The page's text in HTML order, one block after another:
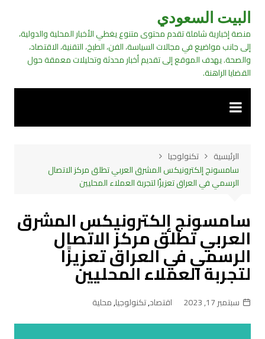
التجاوز
المحتوى
البيت السعودي
منصة إخبارية شاملة تقدم محتوى متنوع يغطي الأخبار المحلية والدولية،
إلى جانب مواضيع في مجالات السياسة، الفن، الطبخ، التقنية، الاقتصاد،
والصحة. يهدف الموقع إلى تقديم أخبار محدثة وتحليلات معمقة حول
القضايا الراهنة.
الرئيسية
تكنولوجيا
سامسونج إلكترونيكس المشرق العربي تطلق مركز الاتصال
الرسمي في العراق تعزيزًا لتجربة العملاء المحليين
سامسونج إلكترونيكس المشرق
العربي تطلق مركز الاتصال
الرسمي في العراق تعزيزًا
لتجربة العملاء المحليين
سبتمبر 17, 2023 اقتصاد,تكنولوجيا,محلية